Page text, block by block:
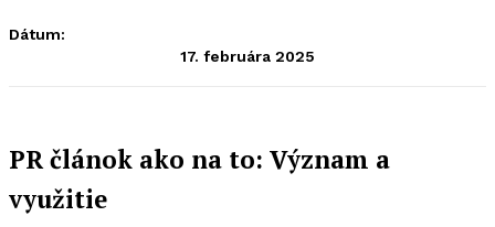
Dátum:
17. februára 2025
PR článok ako na to: Význam a
využitie